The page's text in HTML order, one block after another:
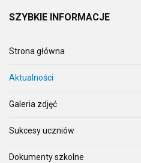
SZYBKIE INFORMACJE
Strona główna
Aktualności
Galeria zdjęć
Sukcesy uczniów
Dokumenty szkolne